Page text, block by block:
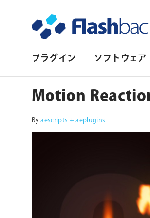
プ
イ
マ
リ・
プラグイン ソフトウェア
Motion
Byaescripts + aeplugins